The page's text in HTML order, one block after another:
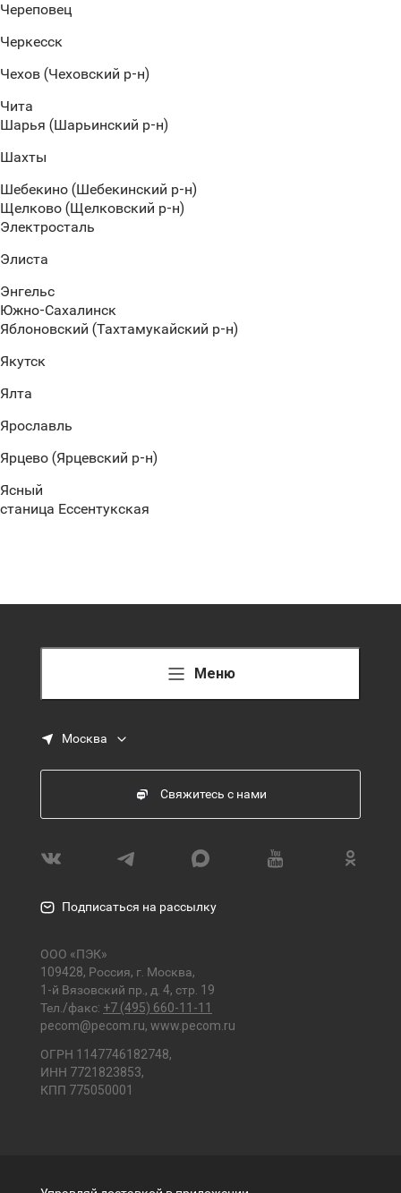
Череповец
Черкесск
Чехов (Чеховский р-н)
Чита
Шарья (Шарьинский р-н)
Шахты
Шебекино (Шебекинский р-н)
Щелково (Щелковский р-н)
Электросталь
Элиста
Энгельс
Южно-Сахалинск
Яблоновский (Тахтамукайский р-н)
Якутск
Ялта
Ярославль
Ярцево (Ярцевский р-н)
Ясный
станица Ессентукская
Меню
Москва
Свяжитесь с нами
Подписаться на рассылку
ООО «ПЭК»
109428, Россия, г. Москва,
1-й Вязовский пр., д. 4, стр. 19
Тел./факс: +7 (495) 660-11-11
pecom@pecom.ru, www.pecom.ru
ОГРН 1147746182748,
ИНН 7721823853,
КПП 775050001